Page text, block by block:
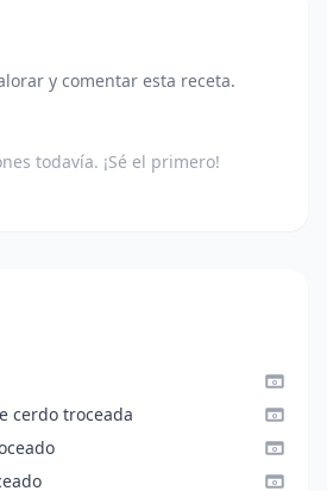
y comentar esta receta.
todavía. ¡Sé el primero!
cerdo troceada